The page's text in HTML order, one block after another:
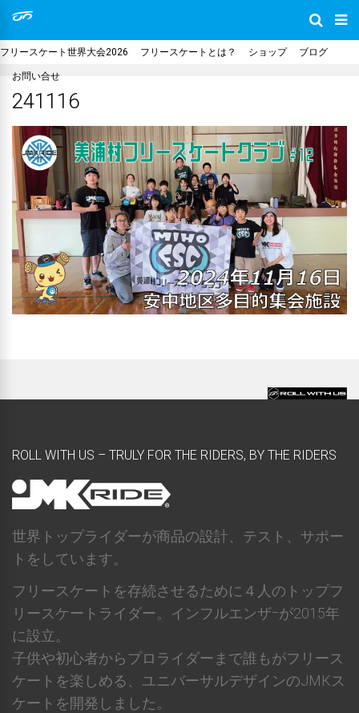
フリースケート世界大会2026 フリースケートとは？ ショップ ブログ
お問い合せ
241116
ROLL WITH US – TRULY FOR THE RIDERS, BY THE RIDERS
世界トップライダーが商品の設計、テスト、サポー
トをしています。
フリースケートを存続させるために４人のトップフ
リースケートライダー。インフルエンザｰが2015年
に設立。
子供や初心者からプロライダーまで誰もがフリース
ケートを楽しめる、ユニバーサルデザインのJMKス
ケートを開発しました。